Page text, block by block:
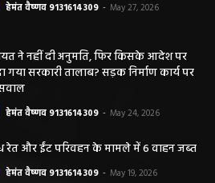
हेमंत वैष्णव 9131614309 - May 27, 2026
ने नहीं दी अनुमति, फिर किसके आदेश पर
गया सरकारी तालाब? सड़क निर्माण कार्य पर
हेमंत वैष्णव 9131614309 - May 24, 2026
रेत और ईंट परिवहन के मामले में 6 वाहन जब्त
हेमंत वैष्णव 9131614309 - May 19, 2026